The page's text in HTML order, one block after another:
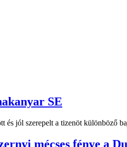
SE
és jól szerepelt a tizenöt különböző
mécses fénye a